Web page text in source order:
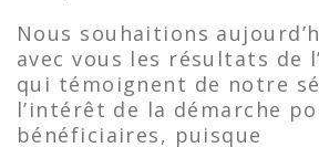
Nous souhaitions
avec vous les résultats de
qui témoignent de notre
l’intérêt de la démarche
bénéficiaires, puisque